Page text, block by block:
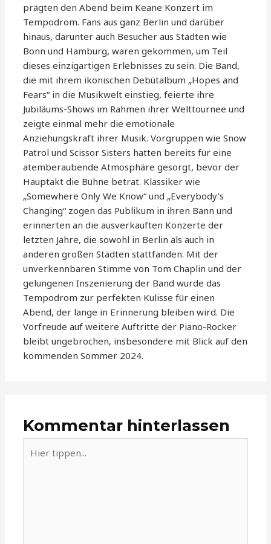
prägten den Abend beim Keane Konzert im
Tempodrom. Fans aus ganz Berlin und darüber
hinaus, darunter auch Besucher aus Städten wie
Bonn und Hamburg, waren gekommen, um Teil
dieses einzigartigen Erlebnisses zu sein. Die Band,
die mit ihrem ikonischen Debütalbum „Hopes and
Fears“ in die Musikwelt einstieg, feierte ihre
Jubiläums-Shows im Rahmen ihrer Welttournee und
zeigte einmal mehr die emotionale
Anziehungskraft ihrer Musik. Vorgruppen wie Snow
Patrol und Scissor Sisters hatten bereits für eine
atemberaubende Atmosphäre gesorgt, bevor der
Hauptakt die Bühne betrat. Klassiker wie
„Somewhere Only We Know“ und „Everybody’s
Changing“ zogen das Publikum in ihren Bann und
erinnerten an die ausverkauften Konzerte der
letzten Jahre, die sowohl in Berlin als auch in
anderen großen Städten stattfanden. Mit der
unverkennbaren Stimme von Tom Chaplin und der
gelungenen Inszenierung der Band wurde das
Tempodrom zur perfekten Kulisse für einen
Abend, der lange in Erinnerung bleiben wird. Die
Vorfreude auf weitere Auftritte der Piano-Rocker
bleibt ungebrochen, insbesondere mit Blick auf den
kommenden Sommer 2024.
Kommentar hinterlassen
tippen...